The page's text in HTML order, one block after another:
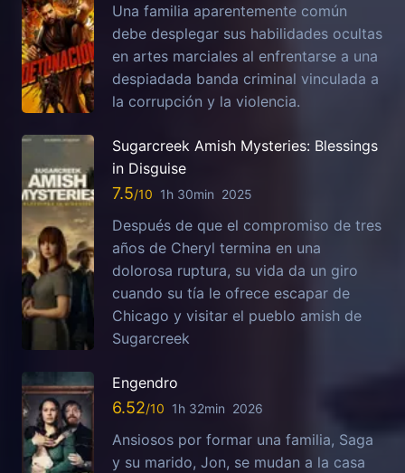
Una familia aparentemente común
debe desplegar sus habilidades ocultas
en artes marciales al enfrentarse a una
despiadada banda criminal vinculada a
la corrupción y la violencia.
Sugarcreek Amish Mysteries: Blessings
in Disguise
7.5 1h 30min 2025
Después de que el compromiso de tres
años de Cheryl termina en una
dolorosa ruptura, su vida da un giro
cuando su tía le ofrece escapar de
Chicago y visitar el pueblo amish de
Sugarcreek
Engendro
6.52 1h 32min 2026
Ansiosos por formar una familia, Saga
y su marido, Jon, se mudan a la casa